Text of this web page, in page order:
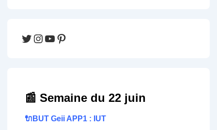
Twitter
Instagram
YouTube
Pinterest